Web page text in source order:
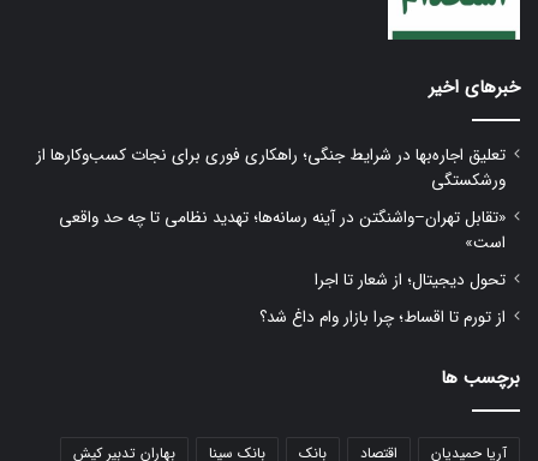
خبرهای اخیر
تعلیق اجاره‌بها در شرایط جنگی؛ راهکاری فوری برای نجات کسب‌وکارها از
ورشکستگی
«تقابل تهران–واشنگتن در آینه رسانه‌ها؛ تهدید نظامی تا چه حد واقعی
است»
تحول دیجیتال؛ از شعار تا اجرا
از تورم تا اقساط؛ چرا بازار وام داغ شد؟
برچسب ها
آریا حمیدیان اقتصاد بانک بانک سینا
بهاران تدبیر کیش